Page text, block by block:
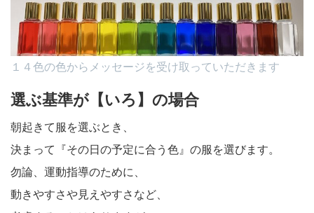
１４色の色からメッセージを受け取っていただきます
選ぶ基準が【いろ】の場合
朝起きて服を選ぶとき、
決まって『その日の予定に合う色』の服を選びます。
勿論、運動指導のために、
動きやすさや見えやすさなど、